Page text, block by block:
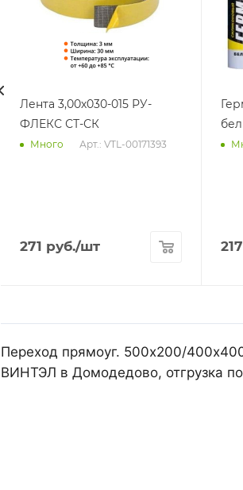
Лента 3,00х030-015 РУ-
ФЛЕКС СТ-СК
Много Арт.: VTL-00171393
271 руб./шт 217
Переход прямоуг. 500х200/
ВИНТЭЛ в Домодедово, отгрузка